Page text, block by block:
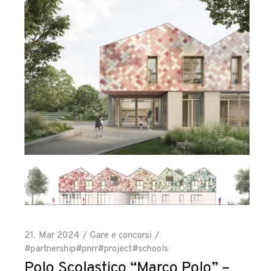
21. Mar 2024
Gare e concorsi
#partnership#pnrr#project#schools